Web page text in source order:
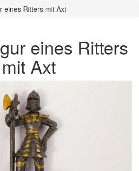
eines Ritters mit Axt
eines Ritters
mit Axt